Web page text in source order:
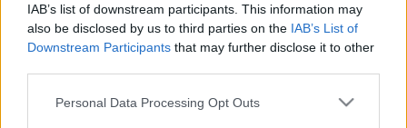
IAB’s list of downstream participants. This information may
also be disclosed by us to third parties on the IAB’s List of
Downstream Participants that may further disclose it to other
Please note that this website/app uses one or more Google
Personal Data Processing Opt Outs
Betegségek A-Z
Tünet
Életmódváltás